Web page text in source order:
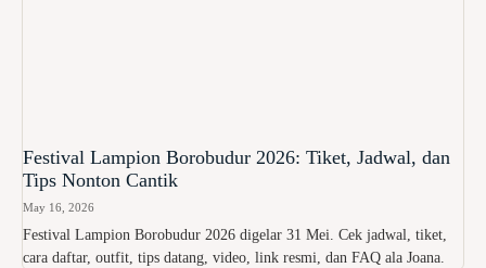
Festival Lampion Borobudur 2026: Tiket, Jadwal, dan
Tips Nonton Cantik
May 16, 2026
Festival Lampion Borobudur 2026 digelar 31 Mei. Cek jadwal, tiket,
cara daftar, outfit, tips datang, video, link resmi, dan FAQ ala Joana.